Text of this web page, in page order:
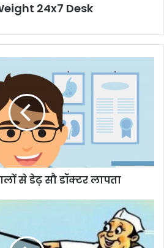
24x7 Desk
से डेढ़ सौ डॉक्टर लापता